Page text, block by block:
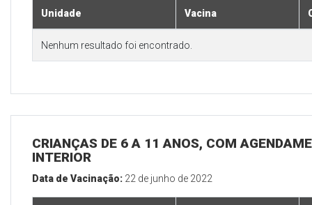
Unidade Vacina
Nenhum resultado foi encontrado.
CRIANÇAS DE 6 A 11 ANOS, COM
INTERIOR
Data de Vacinação: 22 de junho de 2022